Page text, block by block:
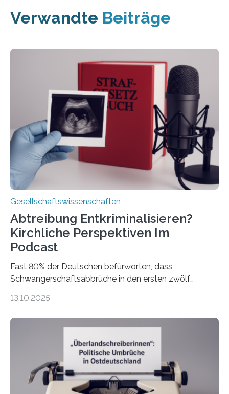
Verwandte Beiträge
Gesellschaftswissenschaften
Abtreibung Entkriminalisieren?
Kirchliche Perspektiven Im
Podcast
Fast 80% der Deutschen befürworten, dass
Schwangerschaftsabbrüche in den ersten zwölf
doch bleibt das Thema hoch emotional und politisch
einer gesellschaftlichen Spaltung des Landes, und
2025 sorgt der Fall Brosius-Gersdorf für
Schlagzeilen.Das Sozialwissenschaftliche Institut der
EKD hat untersucht, wie Menschen in Deutschland
wirklich über Schwangerschaftsabbrüche denken und
wie sich ihre Haltung je nach Konfession, Region und
13.10.2025